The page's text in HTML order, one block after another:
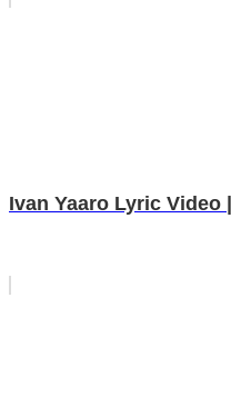
Ivan Yaaro Lyric Video